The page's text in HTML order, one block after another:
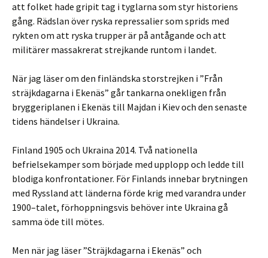
att folket hade gripit tag i tyglarna som styr historiens
gång. Rädslan över ryska repressalier som sprids med
rykten om att ryska trupper är på antågande och att
militärer massakrerat strejkande runtom i landet.
När jag läser om den finländska storstrejken i ”Från
sträjkdagarna i Ekenäs” går tankarna onekligen från
bryggeriplanen i Ekenäs till Majdan i Kiev och den senaste
tidens händelser i Ukraina.
Finland 1905 och Ukraina 2014. Två nationella
befrielsekamper som började med upplopp och ledde till
blodiga konfrontationer. För Finlands innebar brytningen
med Ryssland att länderna förde krig med varandra under
1900–talet, förhoppningsvis behöver inte Ukraina gå
samma öde till mötes.
Men när jag läser ”Sträjkdagarna i Ekenäs” och